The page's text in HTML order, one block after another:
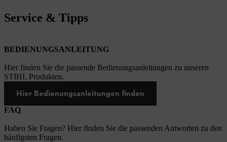
Service & Tipps
BEDIENUNGSANLEITUNG
Hier finden Sie die passende Bedienungsanleitungen zu unseren
STIHL Produkten.
Hier Bedienungsanleitungen finden
FAQ
Haben Sie Fragen? Hier finden Sie die passenden Antworten zu den
häufigsten Fragen.